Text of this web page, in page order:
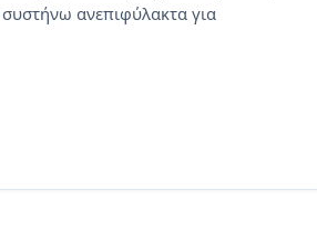
συστήνω ανεπιφύλακτα για